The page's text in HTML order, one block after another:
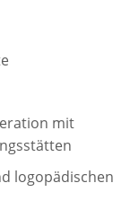
mit
logopädischen